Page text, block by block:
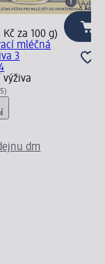
za 100 g)
mléčná
3
výživa
dm